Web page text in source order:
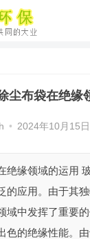
尘布袋在绝缘
• 2024年10月15日
绝缘领域的运用
的应用。由于其
域中发挥了重要
色的绝缘性能。